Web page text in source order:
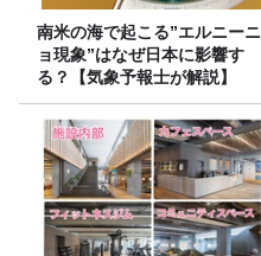
南米の海で起こる”エルニーニ
ョ現象”はなぜ日本に影響す
る？【気象予報士が解説】